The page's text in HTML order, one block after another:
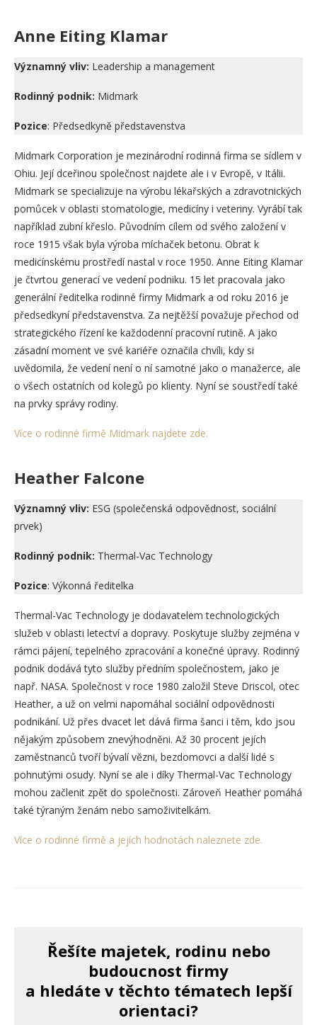
Anne Eiting Klamar
Významný vliv: Leadership a management
Rodinný podnik: Midmark
Pozice: Předsedkyně představenstva
Midmark Corporation je mezinárodní rodinná firma se sídlem v
Ohiu. Její dceřinou společnost najdete ale i v Evropě, v Itálii.
Midmark se specializuje na výrobu lékařských a zdravotnických
pomůcek v oblasti stomatologie, medicíny i veteriny. Vyrábí tak
například zubní křeslo. Původním cílem od svého založení v
roce 1915 však byla výroba míchaček betonu. Obrat k
medicínskému prostředí nastal v roce 1950. Anne Eiting Klamar
je čtvrtou generací ve vedení podniku. 15 let pracovala jako
generální ředitelka rodinné firmy Midmark a od roku 2016 je
předsedkyní představenstva. Za nejtěžší považuje přechod od
strategického řízení ke každodenní pracovní rutině. A jako
zásadní moment ve své kariéře označila chvíli, kdy si
uvědomila, že vedení není o ní samotné jako o manažerce, ale
o všech ostatních od kolegů po klienty. Nyní se soustředí také
na prvky správy rodiny.
Více o rodinné firmě Midmark najdete zde.
Heather Falcone
Významný vliv: ESG (společenská odpovědnost, sociální
prvek)
Rodinný podnik: Thermal-Vac Technology
Pozice: Výkonná ředitelka
Thermal-Vac Technology je dodavatelem technologických
služeb v oblasti letectví a dopravy. Poskytuje služby zejména v
rámci pájení, tepelného zpracování a konečné úpravy. Rodinný
podnik dodává tyto služby předním společnostem, jako je
např. NASA. Společnost v roce 1980 založil Steve Driscol, otec
Heather, a už on velmi napomáhal sociální odpovědnosti
podnikání. Už přes dvacet let dává firma šanci i těm, kdo jsou
nějakým způsobem znevýhodněni. Až 30 procent jejích
zaměstnanců tvoří bývalí vězni, bezdomovci a další lidé s
pohnutými osudy. Nyní se ale i díky Thermal-Vac Technology
mohou začlenit zpět do společnosti. Zároveň Heather pomáhá
také týraným ženám nebo samoživitelkám.
Více o rodinné firmě a jejích hodnotách naleznete zde.
Řešíte majetek, rodinu nebo
budoucnost firmy
a hledáte v těchto tématech lepší
orientaci?